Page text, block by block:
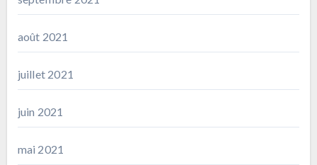
août 2021
juillet 2021
juin 2021
mai 2021